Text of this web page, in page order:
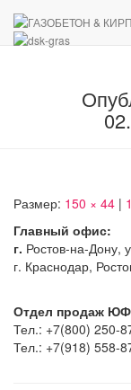
Размер: 150 × 44 |
Главный офис:
г. Ростов-на-Дону,
г. Краснодар,
Отдел продаж
Тел.: +7(800) 250-
Тел.: +7(918) 558-